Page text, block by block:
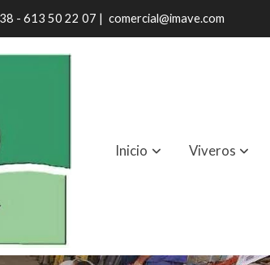
- 613 50 22 07 | comercial@imave.com
Inicio Viveros